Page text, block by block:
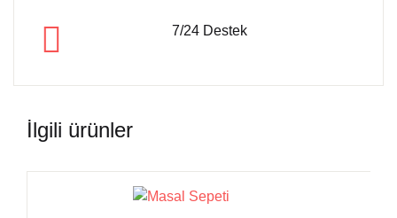
7/24 Destek
İlgili ürünler